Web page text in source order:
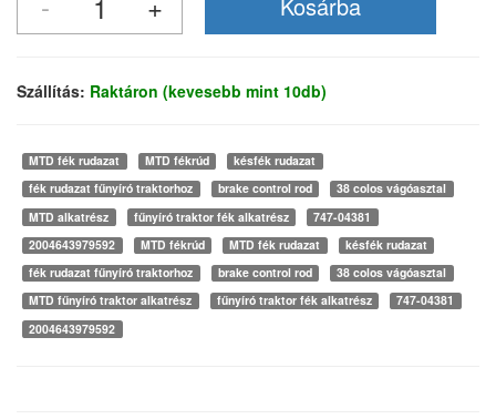
Szállítás: Raktáron (kevesebb mint 10db)
MTD fék rudazat MTD fékrúd
késfék rudazat
fék rudazat fűnyíró traktorhoz
brake control rod
38 colos vágóasztal
MTD alkatrész
fűnyíró traktor fék alkatrész
747-04381
2004643979592
MTD fékrúd MTD fék rudazat
késfék rudazat
fék rudazat fűnyíró traktorhoz
brake control rod
38 colos vágóasztal
MTD fűnyíró traktor alkatrész
fűnyíró traktor fék alkatrész
747-04381
2004643979592